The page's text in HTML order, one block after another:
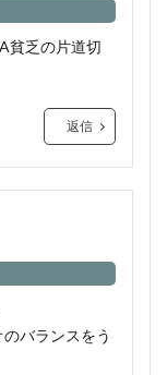
貧乏の片道切
返信
バランスをう